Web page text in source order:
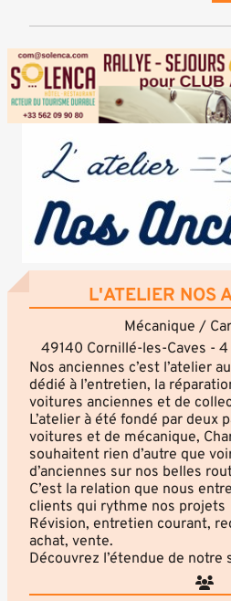
L'ATELIER NOS
Mécanique /
49140 Cornillé-les-Caves -
Nos anciennes c’est l’atelier
dédié à l’entretien, la
voitures anciennes et de
L’atelier à été fondé par deux
voitures et de mécanique,
souhaitent rien d’autre que
d’anciennes sur nos belles
C’est la relation que nous
clients qui rythme nos projets
Révision, entretien courant,
achat, vente.
Découvrez l’étendue de notre